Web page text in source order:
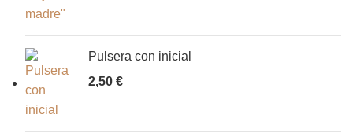
Pulsera con inicial
2,50 €